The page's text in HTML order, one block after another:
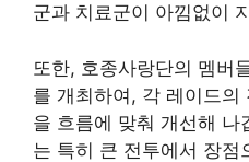
군과 치료군이 아낌없이
또한, 호종사랑단의 멤버
를 개최하여, 각 레이드의
을 흐름에 맞춰 개선해 나
는 특히 큰 전투에서 장점